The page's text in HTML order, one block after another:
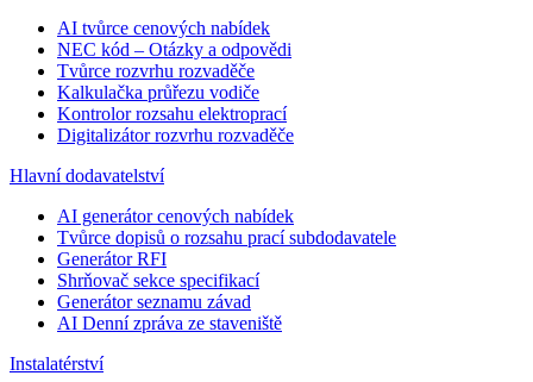
AI tvůrce cenových nabídek
NEC kód – Otázky a odpovědi
Tvůrce rozvrhu rozvaděče
Kalkulačka průřezu vodiče
Kontrolor rozsahu elektroprací
Digitalizátor rozvrhu rozvaděče
Hlavní dodavatelství
AI generátor cenových nabídek
Tvůrce dopisů o rozsahu prací subdodavatele
Generátor RFI
Shrňovač sekce specifikací
Generátor seznamu závad
AI Denní zpráva ze staveniště
Instalatérství